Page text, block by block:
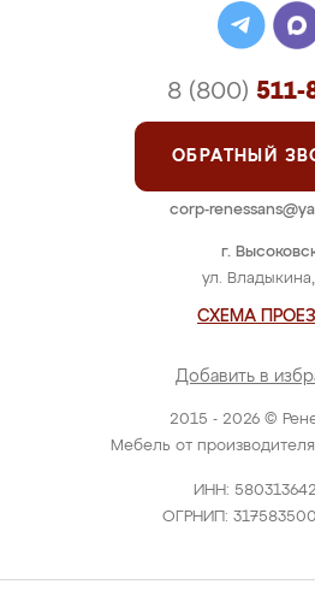
2015 - 2026 ©
Мебель от
ИНН:
ОГРНИП:
г.
ул.
СХЕМА
Добавить в
8 (800) 511-
ОБРАТНЫЙ
corp-